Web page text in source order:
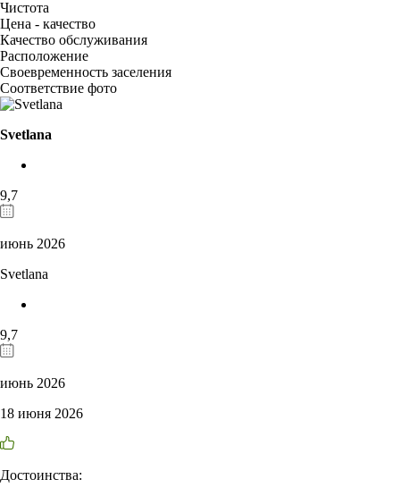
Чистота
Цена - качество
Качество обслуживания
Расположение
Своевременность заселения
Соответствие фото
Svetlana
9,7
июнь 2026
Svetlana
9,7
июнь 2026
18 июня 2026
Достоинства: